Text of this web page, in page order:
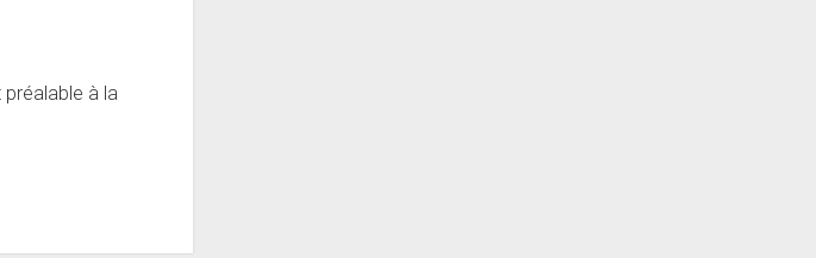
préalable à la